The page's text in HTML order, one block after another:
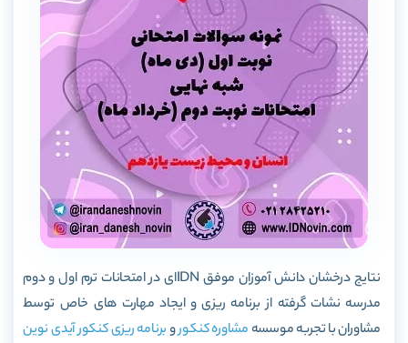
نتایج درخشان دانش آموزان موفق IDNای در امتحانات ترم اول و دوم
مدرسه نشات گرفته از برنامه ریزی و ایجاد مهارت های خاص توسط
مشاوران با تجربه موسسهمشاوره کنکوروبرنامه ریزی کنکورآیدی نوین